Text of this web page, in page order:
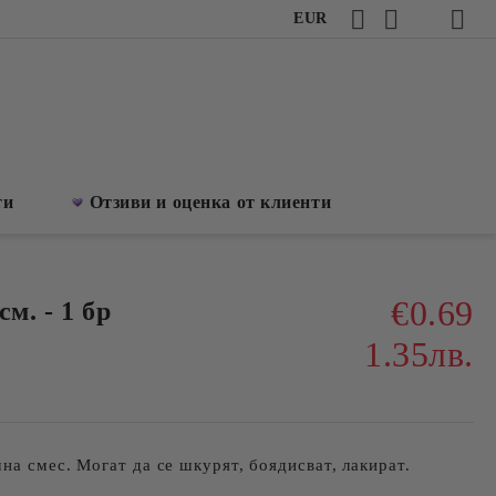
EUR
Отзиви и оценка от клиенти
- 1 бр
€0.69
1.35лв.
смес. Могат да се шкурят, боядисват, лакират.